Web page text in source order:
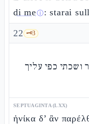
di meⓘ: starai
22 🗝️3
ושכתי כפי עליך
SEPTUAGINTA (LXX)
ἡνίκα δ’ ἂν